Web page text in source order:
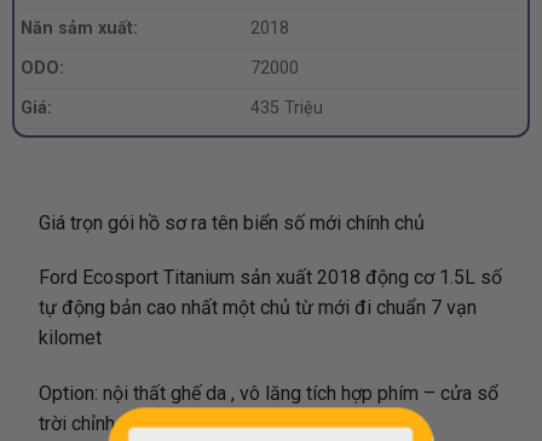
Năn sảm xuất:
2018
ODO:
72000
Giá:
435 Triệu
Giá trọn gói hồ sơ ra tên biển số mới chính chủ
Ford Ecosport Titanium sản xuất 2018 động cơ 1.5L số
tự động bản cao nhất một chủ từ mới đi chuẩn 7 vạn
kilomet
Option: nội thất ghế da , vô lăng tích hợp phím – cửa sổ
trời chỉnh điện, màn hình Taplo DVD giải trí –